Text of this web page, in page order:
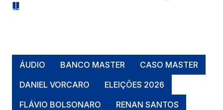
ÁUDIO BANCO MASTER
CASO MASTER
DANIEL VORCARO
ELEIÇÕES 2026
FLÁVIO BOLSONARO
RENAN SANTOS